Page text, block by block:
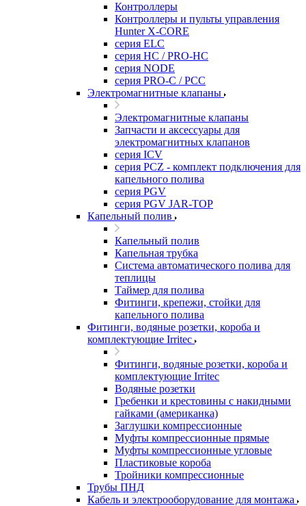
Контроллеры
Контроллеры и пульты управления
Hunter X-CORE
серия ELC
серия HC / PRO-HC
серия NODE
серия PRO-C / PCC
Электромагнитные клапаны
Электромагнитные клапаны
Запчасти и аксессуары для
электромагнитных клапанов
серия ICV
серия PCZ - комплект подключения для
капельного полива
серия PGV
серия PGV JAR-TOP
Капельный полив
Капельный полив
Капельная трубка
Система автоматического полива для
теплицы
Таймер для полива
Фитинги, крепежи, стойки для
капельного полива
Фитинги, водяные розетки, короба и
комплектующие Irritec
Фитинги, водяные розетки, короба и
комплектующие Irritec
Водяные розетки
Гребенки и крестовины с накидными
гайками (американка)
Заглушки компрессионные
Муфты компрессионные прямые
Муфты компрессионные угловые
Пластиковые короба
Тройники компрессионные
Трубы ПНД
Кабель и электрооборудование для монтажа